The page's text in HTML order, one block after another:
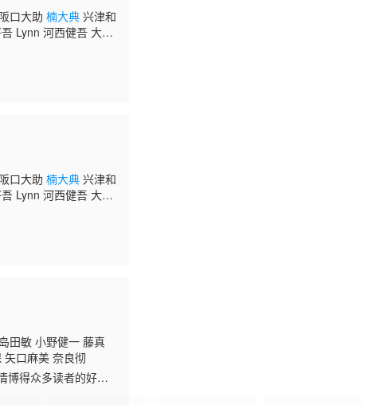
口大助楠大典 兴津和
Lynn 河西健吾 大原
袋美由利 大久保瑠
也 三瓶由布子 关智
口大助楠大典 兴津和
Lynn 河西健吾 大原
袋美由利 大久保瑠
也 三瓶由布子 关智
田敏 小野健一 藤真
口麻美 奈良彻
博得众多读者的好
却是至今仍未见踪